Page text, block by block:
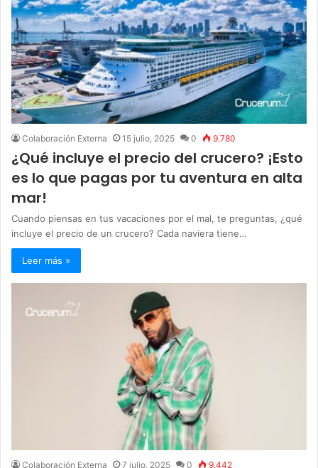
Colaboración Externa 15 julio, 2025 0 9.780
¿Qué incluye el precio del crucero? ¡Esto
es lo que pagas por tu aventura en alta
mar!
Cuando piensas en tus vacaciones por el mal, te preguntas, ¿qué
incluye el precio de un crucero? Cada naviera tiene…
Leer más »
Colaboración Externa 7 julio, 2025 0 9.442